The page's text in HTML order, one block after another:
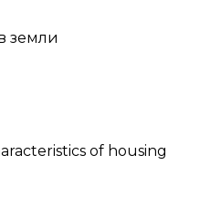
земли
of housing